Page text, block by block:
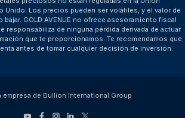
Unido. Los precios pueden ser volátiles, y el valor de
bajar. GOLD AVENUE no ofrece asesoramiento fiscal
responsabiliza de ninguna pérdida derivada de actuar
que te proporcionamos. Te recomendamos que
antes de tomar cualquier decisión de inversión.
empresa de Bullion International Group